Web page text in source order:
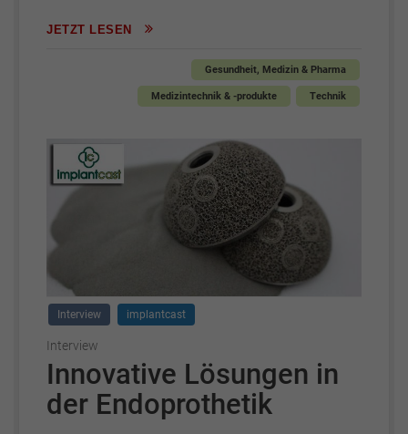
JETZT LESEN
Gesundheit, Medizin & Pharma
Medizintechnik & -produkte Technik
Interview implantcast
Interview
Innovative Lösungen in
der Endoprothetik